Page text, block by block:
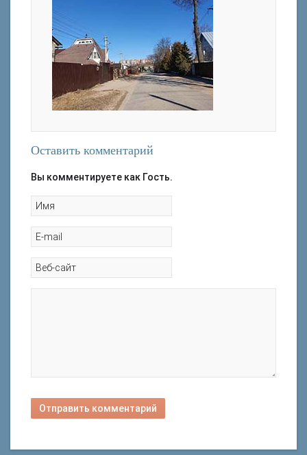
Оставить комментарий
Вы комментируете как Гость.
Отправить комментарий